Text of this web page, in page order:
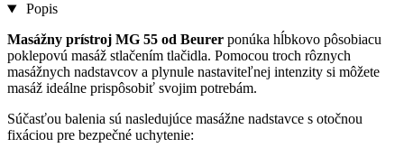
Popis
Masážny prístroj MG 55 od Beurer ponúka hĺbkovo pôsobiacu
poklepovú masáž stlačením tlačidla. Pomocou troch rôznych
masážnych nadstavcov a plynule nastaviteľnej intenzity si môžete
masáž ideálne prispôsobiť svojim potrebám.
Súčasťou balenia sú nasledujúce masážne nadstavce s otočnou
fixáciou pre bezpečné uchytenie: